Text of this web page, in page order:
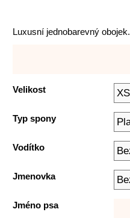
Luxusní jednobarevný obojek.
Velikost
Typ spony
Vodítko
Jmenovka
Jméno psa